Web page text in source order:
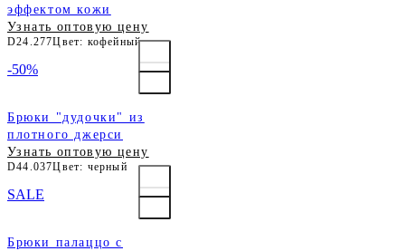
эффектом кожи
Узнать оптовую цену
D24.277Цвет: кофейный
Брюки "дудочки" из
плотного джерси
Узнать оптовую цену
D44.037Цвет: черный
-50%
Брюки палаццо с
SALE